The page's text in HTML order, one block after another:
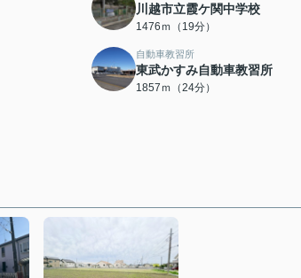
川越市立霞ケ関中学校
1476ｍ（19分）
自動車教習所
東武かすみ自動車教習所
1857ｍ（24分）